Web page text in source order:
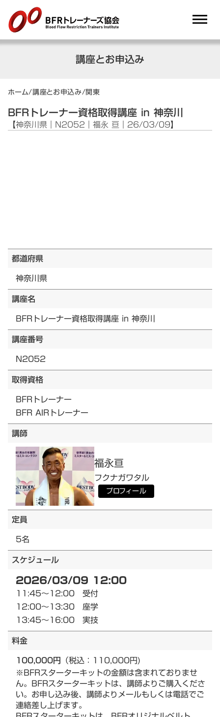
講座とお申込み
ホーム/講座とお申込み/関東
BFRトレーナー資格取得講座 in 神奈川
【神奈川県｜N2052｜福永 亘｜26/03/09】
都道府県
神奈川県
講座名
BFRトレーナー資格取得講座 in 神奈川
講座番号
N2052
取得資格
BFRトレーナー
BFR AIRトレーナー
講師
福永亘
フクナガワタル
プロフィール
定員
5名
スケジュール
2026/03/09 12:00
11:45～12:00 受付
12:00～13:30 座学
13:45～16:00 実技
料金
100,000円 （税込：110,000円)
※BFRスターターキットの金額は含まれておりませ
ん。BFRスターターキットは、講師よりご購入くださ
い。お申し込み後、講師よりメールもしくは電話でご
連絡差し上げます。
dehaze